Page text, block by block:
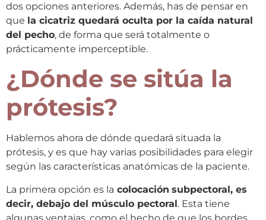
dos opciones anteriores. Además, has de pensar en
que la cicatriz quedará oculta por la caída natural
del pecho, de forma que será totalmente o
prácticamente imperceptible.
¿Dónde se sitúa la
prótesis?
Hablemos ahora de dónde quedará situada la
prótesis, y es que hay varias posibilidades para elegir
según las características anatómicas de la paciente.
La primera opción es la colocación subpectoral, es
decir, debajo del músculo pectoral. Esta tiene
algunas ventajas, como el hecho de que los bordes